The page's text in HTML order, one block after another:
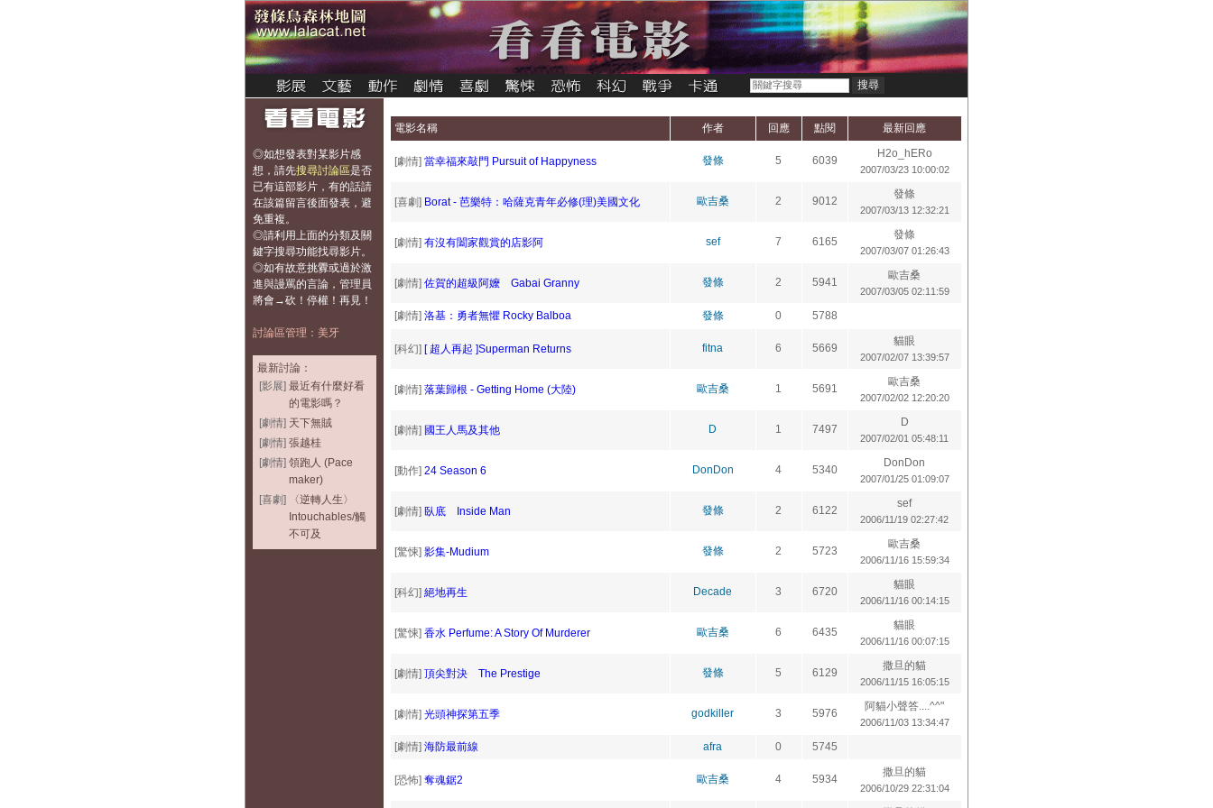
◎如想發表對某影片感
想， 請先搜尋討論區是否
已有這部影片，有的話請
在該篇留言後面發表，避
免重複。
◎請利用上面的分類及關
鍵字搜尋功能找尋影片。
◎如有故意挑釁或過於激
進與謾罵的言論，管理員
將會→砍！停權！再見！
討論區管理：美牙
最新討論：
[影展] 最近有什麼好看
的電影嗎？
[劇情] 天下無賊
[劇情] 張越桂
[劇情] 領跑人 (Pace
maker)
[喜劇]
〈逆轉人生〉
Intouchables/觸
不可及
電影名稱 作者 回應 點閱 最新回應
[劇情] 當幸福來敲門 Pursuit of Happyness 發條 5 6039
H2o_hERo
2007/03/23 10:00:02
[喜劇] Borat - 芭樂特：哈薩克青年必修(理)美國文化 歐吉桑 2 9012
發條
2007/03/13 12:32:21
[劇情] 有沒有闔家觀賞的店影阿 sef 7 6165
發條
2007/03/07 01:26:43
[劇情] 佐賀的超級阿嬤 Gabai Granny 發條 2 5941
歐吉桑
2007/03/05 02:11:59
[劇情] 洛基：勇者無懼 Rocky Balboa 發條 0 5788
[科幻] [ 超人再起 ]Superman Returns fitna 6 5669
貓眼
2007/02/07 13:39:57
[劇情] 落葉歸根 - Getting Home (大陸) 歐吉桑 1 5691
歐吉桑
2007/02/02 12:20:20
[劇情] 國王人馬及其他 D 1 7497
D
2007/02/01 05:48:11
[動作] 24 Season 6 DonDon 4 5340
DonDon
2007/01/25 01:09:07
[劇情] 臥底 Inside Man 發條 2 6122
sef
2006/11/19 02:27:42
[驚悚] 影集-Mudium 發條 2 5723
歐吉桑
2006/11/16 15:59:34
[科幻] 絕地再生 Decade 3 6720
貓眼
2006/11/16 00:14:15
[驚悚] 香水 Perfume: A Story Of Murderer 歐吉桑 6 6435
貓眼
2006/11/16 00:07:15
[劇情] 頂尖對決 The Prestige 發條 5 6129
撒旦的貓
2006/11/15 16:05:15
[劇情] 光頭神探第五季 godkiller 3 5976
阿貓小聲答....^^"
2006/11/03 13:34:47
[劇情] 海防最前線 afra 0 5745
[恐怖] 奪魂鋸2 歐吉桑 4 5934
撒旦的貓
2006/10/29 22:31:04